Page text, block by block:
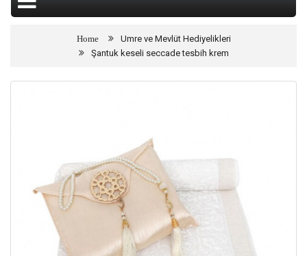
Umre ve Mevlüt Hediyelikleri
Şantuk keseli seccade tesbih krem